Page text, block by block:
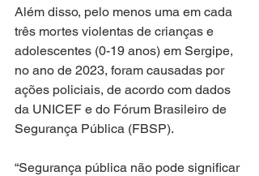
Além disso, pelo menos uma em cada
três mortes violentas de crianças e
adolescentes (0-19 anos) em Sergipe,
no ano de 2023, foram causadas por
ações policiais, de acordo com dados
da UNICEF e do Fórum Brasileiro de
Segurança Pública (FBSP).
“Segurança pública não pode significar